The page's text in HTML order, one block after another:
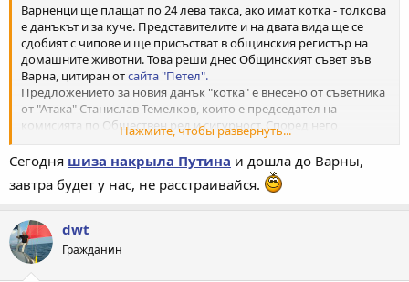
Варненци ще плащат по 24 лева такса, ако имат котка - толкова
е данъкът и за куче. Представителите и на двата вида ще се
сдобият с чипове и ще присъстват в общинския регистър на
домашните животни. Това реши днес Общинският съвет във
Варна, цитиран отсайта "Петел".
Предложението за новия данък "котка" е внесено от съветника
от "Атака" Станислав Темелков, които е председател на
комисията по Обществен ред и сигурност. Според него
стопаните на кучета не трябва да се третират различно от тези
на котки.
„Котката има два периода за размножаване в годината, при
което се раждат по 6 котета, тоест за една година те стават 12",
заяви съветникът и така мотивира предложението си.
Според Темелков, „ако се намали популацията на уличните
кучета, значително ще се увеличи тази на уличните котки".
Общинската съветничка от групата на Веселин Марешки
Цветелина Тънмазова предложи таксата за котка да бъде
Нажмите, чтобы развернуть...
Сегодня шиза накрыла Путина и дошла до Варны,
завтра будет у нас, не расстраивайся.
dwt
Гражданин